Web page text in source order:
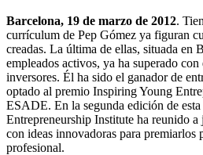
Barcelona, 19 de marzo de 2012.
currículum de Pep Gómez ya figuran
creadas. La última de ellas, situada en
empleados activos, ya ha superado
inversores. Él ha sido el ganador de
optado al premio Inspiring Young
ESADE. En la segunda edición de
Entrepreneurship Institute ha reunido a
con ideas innovadoras para premiarlos
profesional.